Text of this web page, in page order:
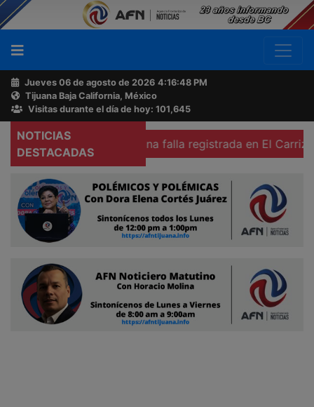
Jueves 06 de agosto de 2026 4:16:49 PM
Tijuana Baja California, México
Visitas durante el día de hoy: 101,645
NOTICIAS
DESTACADAS
colonias por una falla registrada en El Carrizo
Buscador
Acerca
de
AFN
Ventas
Contacto
Reportero
Ciudadano